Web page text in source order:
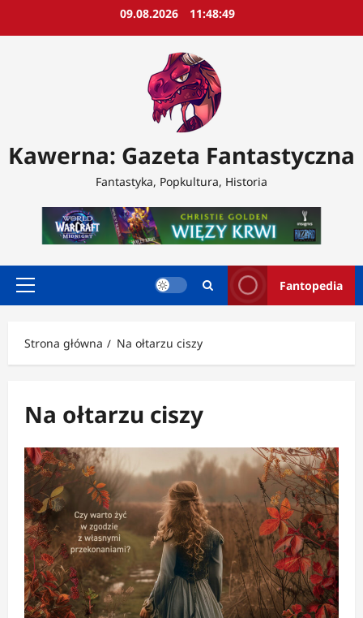
09.08.2026 11:48:51
Kawerna: Gazeta Fantastyczna
Fantastyka, Popkultura, Historia
Menu
Fantopedia
Strona główna Na ołtarzu ciszy
Na ołtarzu ciszy